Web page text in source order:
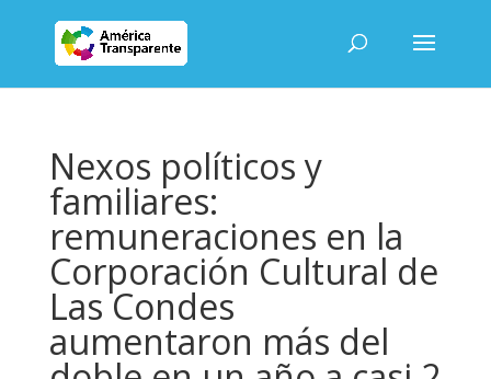
Nexos políticos y
familiares:
remuneraciones en la
Corporación Cultural de
Las Condes
aumentaron más del